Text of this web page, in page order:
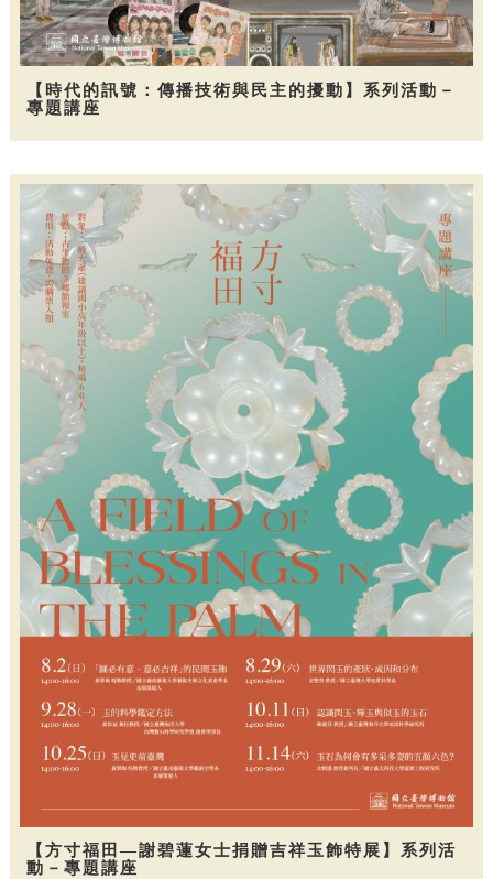
【時代的訊號：傳播技術與民主的擾動】系列活動－
專題講座
【方寸福田—謝碧蓮女士捐贈吉祥玉飾特展】系列活
動－專題講座